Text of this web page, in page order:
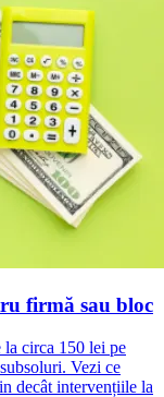
firmă sau bloc
circa 150 lei pe
Vezi ce
decât intervențiile la